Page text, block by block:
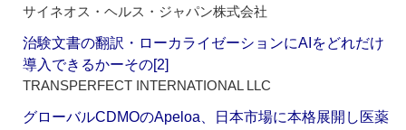
サイネオス・ヘルス・ジャパン株式会社
治験文書の翻訳・ローカライゼーションにAIをどれだけ
導入できるかーその[2]
TRANSPERFECT INTERNATIONAL LLC
グローバルCDMOのApeloa、日本市場に本格展開し医薬